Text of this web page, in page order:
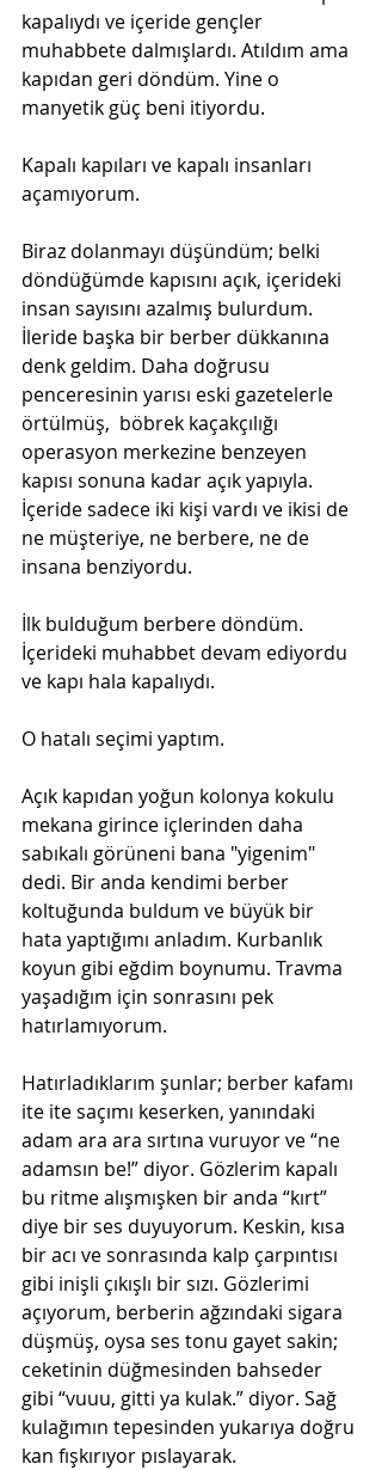
kapalıydı ve içeride gençler
muhabbete dalmışlardı. Atıldım ama
kapıdan geri döndüm. Yine o
manyetik güç beni itiyordu.
Kapalı kapıları ve kapalı insanları
açamıyorum.
Biraz dolanmayı düşündüm; belki
döndüğümde kapısını açık, içerideki
insan sayısını azalmış bulurdum.
İleride başka bir berber dükkanına
denk geldim. Daha doğrusu
penceresinin yarısı eski gazetelerle
örtülmüş,  böbrek kaçakçılığı
operasyon merkezine benzeyen
kapısı sonuna kadar açık yapıyla.
İçeride sadece iki kişi vardı ve ikisi de
ne müşteriye, ne berbere, ne de
insana benziyordu.
İlk bulduğum berbere döndüm.
İçerideki muhabbet devam ediyordu
ve kapı hala kapalıydı.
O hatalı seçimi yaptım.
Açık kapıdan yoğun kolonya kokulu
mekana girince içlerinden daha
sabıkalı görüneni bana "yigenim"
dedi. Bir anda kendimi berber
koltuğunda buldum ve büyük bir
hata yaptığımı anladım. Kurbanlık
koyun gibi eğdim boynumu. Travma
yaşadığım için sonrasını pek
hatırlamıyorum.
Hatırladıklarım şunlar; berber kafamı
ite ite saçımı keserken, yanındaki
adam ara ara sırtına vuruyor ve “ne
adamsın be!” diyor. Gözlerim kapalı
bu ritme alışmışken bir anda “kırt”
diye bir ses duyuyorum. Keskin, kısa
bir acı ve sonrasında kalp çarpıntısı
gibi inişli çıkışlı bir sızı. Gözlerimi
açıyorum, berberin ağzındaki sigara
düşmüş, oysa ses tonu gayet sakin;
ceketinin düğmesinden bahseder
gibi “vuuu, gitti ya kulak.” diyor. Sağ
kulağımın tepesinden yukarıya doğru
kan fışkırıyor pıslayarak.